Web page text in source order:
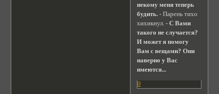
некому меня теперь
будить.- Парень тихо
хихикнул. - С Вами
такого не случается?
И может я помогу
Вам с вещами? Они
наверно у Вас
имеются...
0